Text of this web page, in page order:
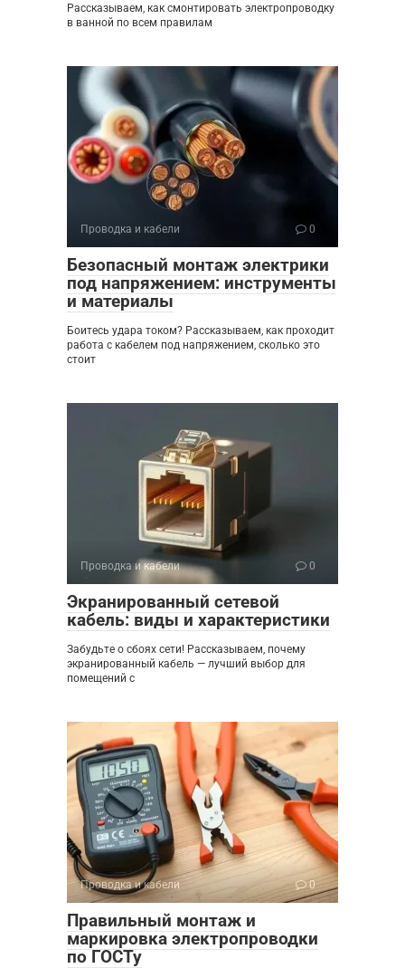
Рассказываем, как смонтировать электропроводку
в ванной по всем правилам
Проводка и кабели 0
Безопасный монтаж электрики
под напряжением: инструменты
и материалы
Боитесь удара током? Рассказываем, как проходит
работа с кабелем под напряжением, сколько это
стоит
Проводка и кабели 0
Экранированный сетевой
кабель: виды и характеристики
Забудьте о сбоях сети! Рассказываем, почему
экранированный кабель — лучший выбор для
помещений с
Проводка и кабели 0
Правильный монтаж и
маркировка электропроводки
по ГОСТу